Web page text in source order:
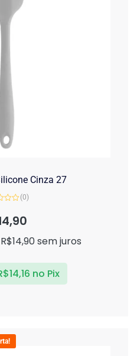
Cinza 27
(0)
R$14,90sem juros
14,16 no Pix